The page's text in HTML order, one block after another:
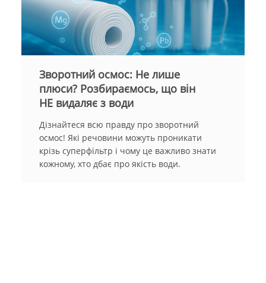
Зворотний осмос: Не лише
плюси? Розбираємось, що він
НЕ видаляє з води
Дізнайтеся всю правду про зворотний
осмос! Які речовини можуть проникати
крізь суперфільтр і чому це важливо знати
кожному, хто дбає про якість води.